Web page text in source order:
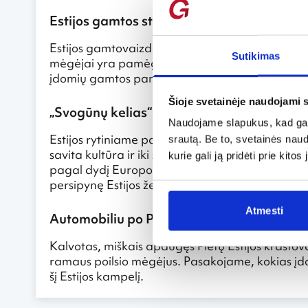
Sutikimas
Šioje svetainėje naudojami
Naudojame slapukus, kad
srautą. Be to, svetainės
kurie gali ją pridėti prie kitos
Atmesti
Estijos gamtos stebuklai
Estijos gamtovaizdis nedaug skiriasi nuo
mėgėjai yra pamėgę Saremos salą Baltijos
įdomių gamtos paminklų.
„Svogūnų kelias“: unikalios kultūros
Estijos rytiniame pasienyje su Rusija
savita kultūra ir iki šių dienų išlaikytomis
pagal dydį Europoje, apylinkėse įsikūrusius
persipynę Estijos žemdirbių, rusų sentikių ir
Automobiliu po Pietų Estiją
Kalvotas, miškais apaugęs Pietų Estijos
ramaus poilsio mėgėjus. Pasakojame, kokias
šį Estijos kampelį.